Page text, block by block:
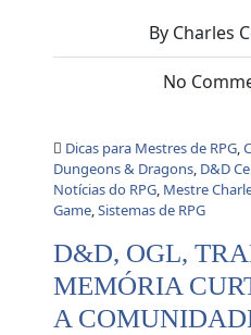
By Charles
No
Dicas para Mestres de RPG,
Dungeons & Dragons, D&D
Notícias do RPG, Mestre
Game,Sistemas de RPG
D&D, OGL,
MEMÓRIA
A